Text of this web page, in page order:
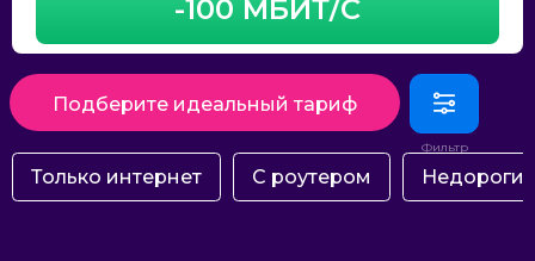
-100 МБИТ/С
Подберите идеальный тариф
Только интернет С роутером Недорогие